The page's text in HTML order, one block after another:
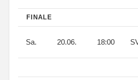
FINALE
Sa. 20.06. 18:00